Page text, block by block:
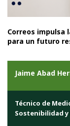
Correos impulsa
para un futuro
Jaime Abad
Técnico de
Sostenibilidad